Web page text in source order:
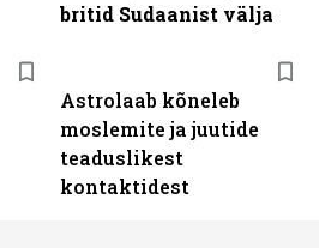
britid Sudaanist välja
Astrolaab kõneleb
moslemite ja juutide
teaduslikest
kontaktidest